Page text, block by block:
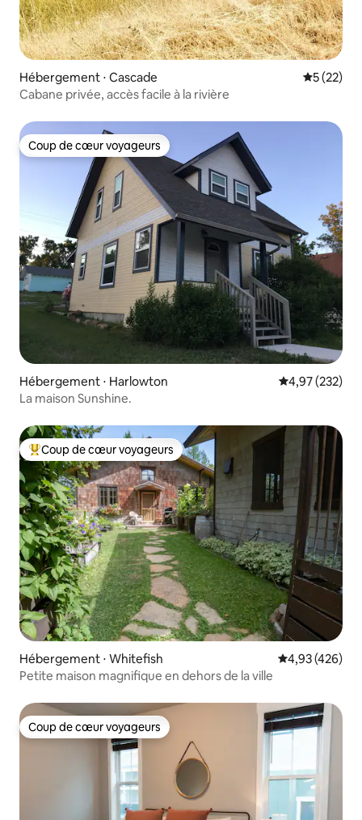
Hébergement ⋅ Cascade
5 (22)
Cabane privée, accès facile à la rivière
Coup de cœur voyageurs
Coup de cœur voyageurs
Hébergement ⋅ Harlowton Évaluation
4,97 (232)
La maison Sunshine.
Coups de cœur voyageurs les plus appréciés
Coup de cœur voyageurs
Hébergement ⋅ Whitefish Évaluation
4,93 (426)
Petite maison magnifique en dehors de la ville
Coup de cœur voyageurs
Coup de cœur voyageurs